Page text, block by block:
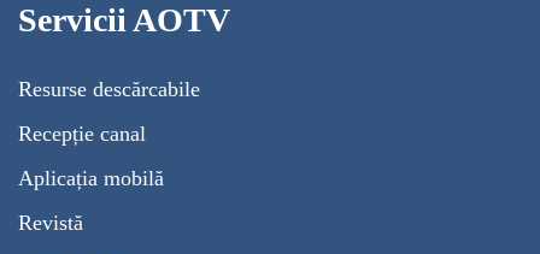
Servicii AOTV
Resurse descărcabile
Recepție canal
Aplicația mobilă
Revistă